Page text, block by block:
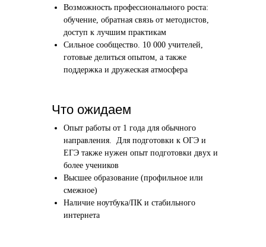
Что ожидаем
Возможность профессионального роста:
обучение, обратная связь от методистов,
доступ к лучшим практикам
Сильное сообщество. 10 000 учителей,
готовые делиться опытом, а также
поддержка и дружеская атмосфера
Опыт работы от 1 года для обычного
направления. Для подготовки к ОГЭ и
ЕГЭ также нужен опыт подготовки двух и
более учеников
Высшее образование (профильное или
смежное)
Наличие ноутбука/ПК и стабильного
интернета
Аудиоинтервью
Отвечаете по-английски на 4 вопроса
Начать преподавать